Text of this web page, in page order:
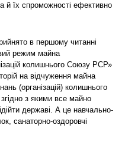
й їх спроможності ефективно
в першому читанні
режим майна
колишнього Союзу РСР»
на відчуження майна
(організацій) колишнього
з якими все майно
державі. А це навчально-
санаторно-оздоровчі